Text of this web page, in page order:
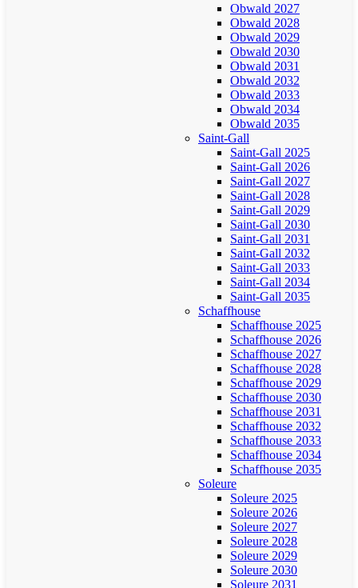
Obwald 2027
Obwald 2028
Obwald 2029
Obwald 2030
Obwald 2031
Obwald 2032
Obwald 2033
Obwald 2034
Obwald 2035
Saint-Gall
Saint-Gall 2025
Saint-Gall 2026
Saint-Gall 2027
Saint-Gall 2028
Saint-Gall 2029
Saint-Gall 2030
Saint-Gall 2031
Saint-Gall 2032
Saint-Gall 2033
Saint-Gall 2034
Saint-Gall 2035
Schaffhouse
Schaffhouse 2025
Schaffhouse 2026
Schaffhouse 2027
Schaffhouse 2028
Schaffhouse 2029
Schaffhouse 2030
Schaffhouse 2031
Schaffhouse 2032
Schaffhouse 2033
Schaffhouse 2034
Schaffhouse 2035
Soleure
Soleure 2025
Soleure 2026
Soleure 2027
Soleure 2028
Soleure 2029
Soleure 2030
Soleure 2031